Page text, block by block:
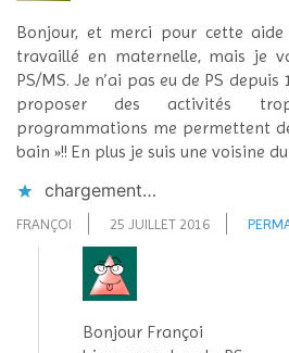
Bonjour, et merci pour cette aide
travaillé en maternelle, mais je
PS/MS. Je n’ai pas eu de PS depuis
proposer des activités
programmations me permettent
bain »!! En plus je suis une voisine
chargement…
FRANÇOI 25 JUILLET 2016
Bonjour Françoi